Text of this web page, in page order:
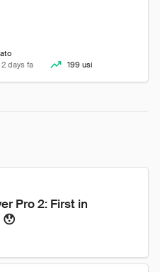
days fa
199 usi
Pro 2: First in